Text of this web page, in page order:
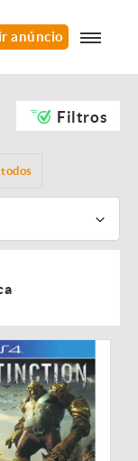
anúncio
Filtros